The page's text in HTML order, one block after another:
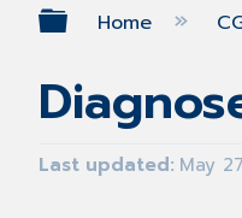
Expand/
Home
Last updated May